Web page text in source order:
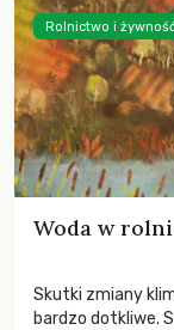
Woda w
Skutki zmiany
bardzo dotkliwe.
Rolnictwo i